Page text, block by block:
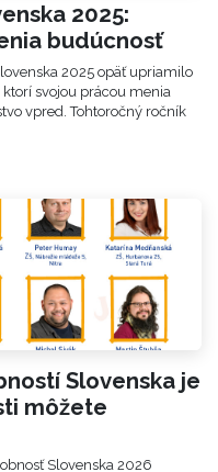
2025:
budúcnosť
2025 opäť upriamilo
svojou prácou menia
vpred. Tohtoročný ročník
Slovenska je
môžete
Slovenska 2026